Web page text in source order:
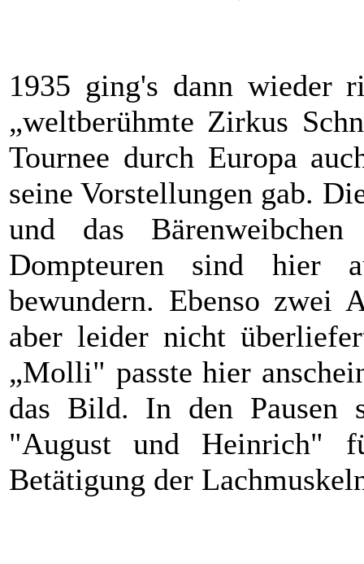
1935 ging's dann wieder
„weltberühmte Zirkus
Tournee durch Europa
seine Vorstellungen gab.
und das
Dompteuren sind hier
bewundern. Ebenso zwei
aber leider nicht
„Molli" passte hier
das Bild. In den Pausen
"August und Heinrich"
Betätigung der